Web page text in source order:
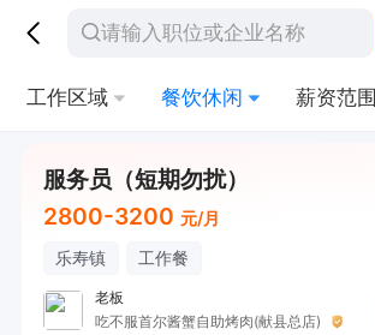
工作区域 餐饮休闲 薪资范围
服务员（短期勿扰）
2800-3200 元/月
乐寿镇 工作餐
老板
吃不服首尔酱蟹自助烤肉(献县总店)